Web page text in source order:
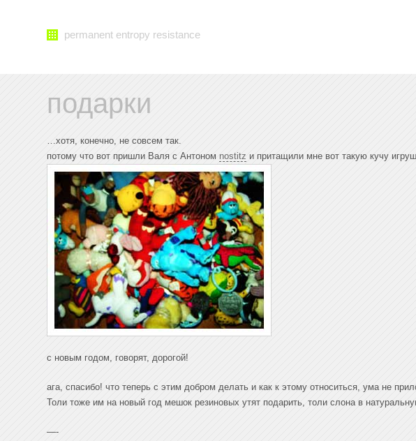
permanent entropy resistance
подарки
…хотя, конечно, не совсем так.
потому что вот пришли Валя с Антономnostitz и притащили мне вот такую кучу
с новым годом, говорят, дорогой!
ага, спасибо! что теперь с этим добром делать и как к этому относиться, ума не
Толи тоже им на новый год мешок резиновых утят подарить, толи слона в
—-